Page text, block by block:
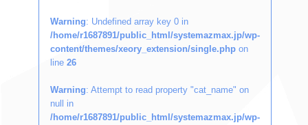
Warning: Undefined array key 0 in
/home/r1687891/public_html/systemazmax.jp/wp-
content/themes/xeory_extension/single.php on
line 26
Warning: Attempt to read property "cat_name" on
null in
/home/r1687891/public_html/systemazmax.jp/wp-